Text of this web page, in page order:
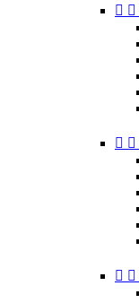
 
 
 